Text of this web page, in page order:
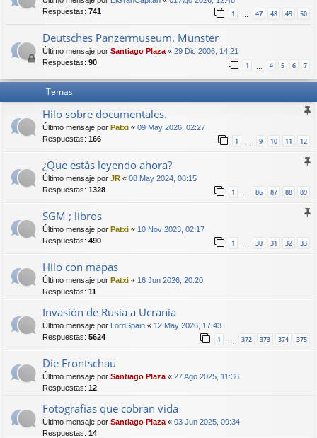
Respuestas: 741 1 … 47 48 49 50
Deutsches Panzermuseum. Munster
Último mensaje por Santiago Plaza« 29 Dic 2006, 14:21
Respuestas: 90 1 4 5 6 7
Temas
Hilo sobre documentales.
Último mensaje por Patxi « 09 May 2026, 02:27
Respuestas: 166 1 9 10 11 12
¿Que estás leyendo ahora?
Último mensaje por JR « 08 May 2024, 08:15
Respuestas: 1328 1 86 87 88 89
SGM ; libros
Último mensaje por Patxi « 10 Nov 2023, 02:17
Respuestas: 490 1 30 31 32 33
Hilo con mapas
Último mensaje por Patxi « 16 Jun 2026, 20:20
Respuestas: 11
Invasión de Rusia a Ucrania
Último mensaje por LordSpain « 12 May 2026, 17:43
Respuestas: 5624 1 372 373 374 375
Die Frontschau
Último mensaje por Santiago Plaza « 27 Ago 2025, 11:36
Respuestas: 12
Fotografias que cobran vida
Último mensaje por Santiago Plaza « 03 Jun 2025, 09:34
Respuestas: 14